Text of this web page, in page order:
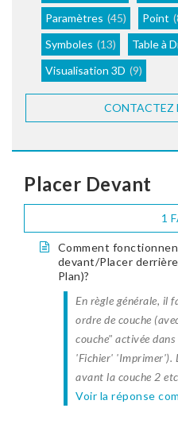
Paramètres (45) Point
Symboles (13) Table à
Visualisation 3D (9)
CONTACTEZ
Placer Devant
1
Comment
devant/Placer
Plan)?
En règle générale, il
ordre de couche
couche" activée
'Fichier' 'Imprimer').
avant la couche 2
Voir la réponse